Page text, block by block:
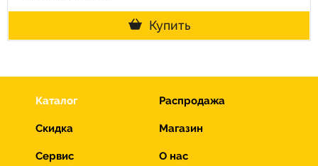
Купить
Каталог Распродажа
Скидка Магазин
Сервис О нас